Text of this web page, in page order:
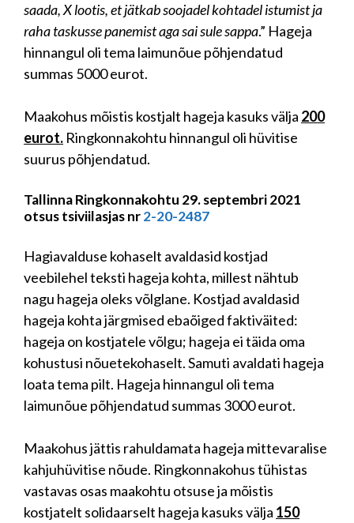
saada, X lootis, et jätkab soojadel kohtadel istumist ja
raha taskusse panemist aga sai sule sappa.” Hageja
hinnangul oli tema laimunõue põhjendatud
summas 5000 eurot.
Maakohus mõistis kostjalt hageja kasuks välja 200
eurot. Ringkonnakohtu hinnangul oli hüvitise
suurus põhjendatud.
Tallinna Ringkonnakohtu 29. septembri 2021
otsus tsiviilasjas nr2-20-2487
Hagiavalduse kohaselt avaldasid kostjad
veebilehel teksti hageja kohta, millest nähtub
nagu hageja oleks võlglane. Kostjad avaldasid
hageja kohta järgmised ebaõiged faktiväited:
hageja on kostjatele võlgu; hageja ei täida oma
kohustusi nõuetekohaselt. Samuti avaldati hageja
loata tema pilt. Hageja hinnangul oli tema
laimunõue põhjendatud summas 3000 eurot.
Maakohus jättis rahuldamata hageja mittevaralise
kahjuhüvitise nõude. Ringkonnakohus tühistas
vastavas osas maakohtu otsuse ja mõistis
kostjatelt solidaarselt hageja kasuks välja 150